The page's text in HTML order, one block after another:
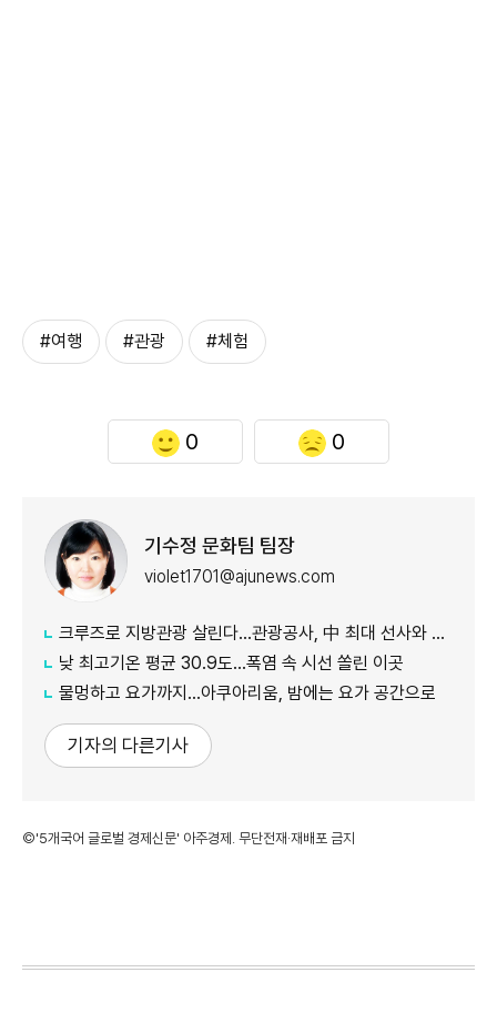
#여행 #관광 #체험
0 0
기수정 문화팀 팀장
violet1701@ajunews.com
크루즈로 지방관광 살린다…관광공사, 中 최대 선사와 맞손
낮 최고기온 평균 30.9도…폭염 속 시선 쏠린 이곳
물멍하고 요가까지…아쿠아리움, 밤에는 요가 공간으로
기자의 다른기사
©'5개국어 글로벌 경제신문' 아주경제. 무단전재·재배포 금지